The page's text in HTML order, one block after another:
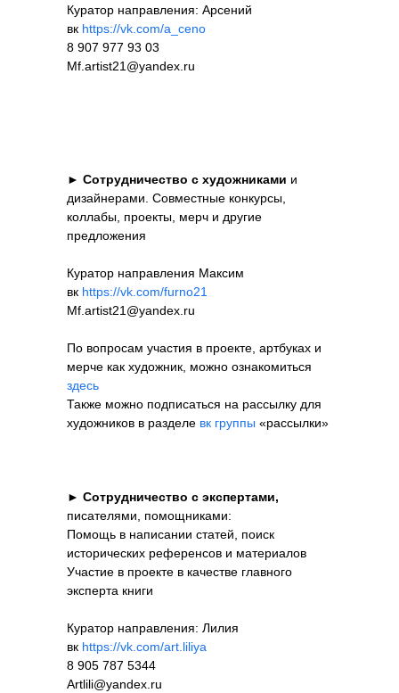
Куратор направления: Арсений
вк https://vk.com/a_ceno
8 907 977 93 03
Mf.artist21@yandex.ru
► Сотрудничество с художниками и
дизайнерами. Совместные конкурсы,
коллабы, проекты, мерч и другие
предложения
Куратор направления Максим
вк https://vk.com/furno21
Mf.artist21@yandex.ru
По вопросам участия в проекте, артбуках и
мерче как художник, можно ознакомиться
здесь
Также можно подписаться на рассылку для
художников в разделе вк группы «рассылки»
► Сотрудничество с экспертами,
писателями, помощниками:
Помощь в написании статей, поиск
исторических референсов и материалов
Участие в проекте в качестве главного
эксперта книги
Куратор направления: Лилия
вк https://vk.com/art.liliya
8 905 787 5344
Artlili@yandex.ru